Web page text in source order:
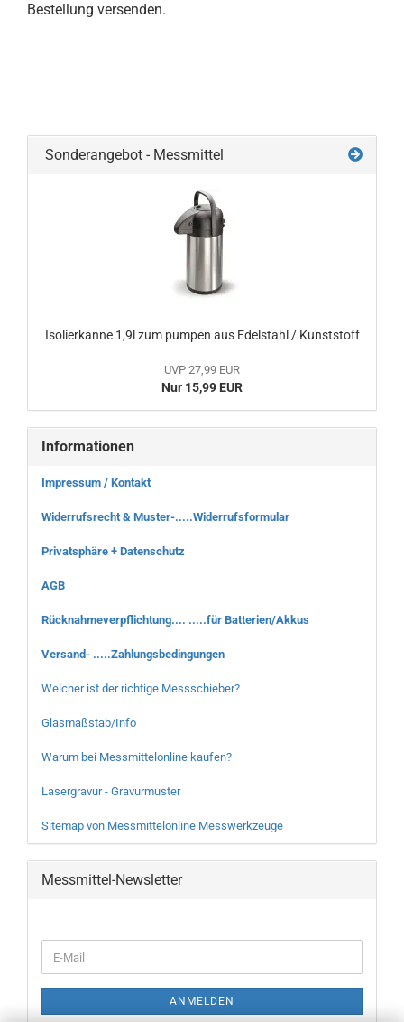
Bestellung versenden.
Sonderangebot - Messmittel
Isolierkanne 1,9l zum pumpen aus Edelstahl / Kunststoff
UVP 27,99 EUR
Nur 15,99 EUR
Informationen
Impressum / Kontakt
Widerrufsrecht & Muster-.....Widerrufsformular
Privatsphäre + Datenschutz
AGB
Rücknahmeverpflichtung.... .....für Batterien/Akkus
Versand- .....Zahlungsbedingungen
Welcher ist der richtige Messschieber?
Glasmaßstab/Info
Warum bei Messmittelonline kaufen?
Lasergravur - Gravurmuster
Sitemap von Messmittelonline Messwerkzeuge
Messmittel-Newsletter
ZUR
E-
Mail
ANMELDEN